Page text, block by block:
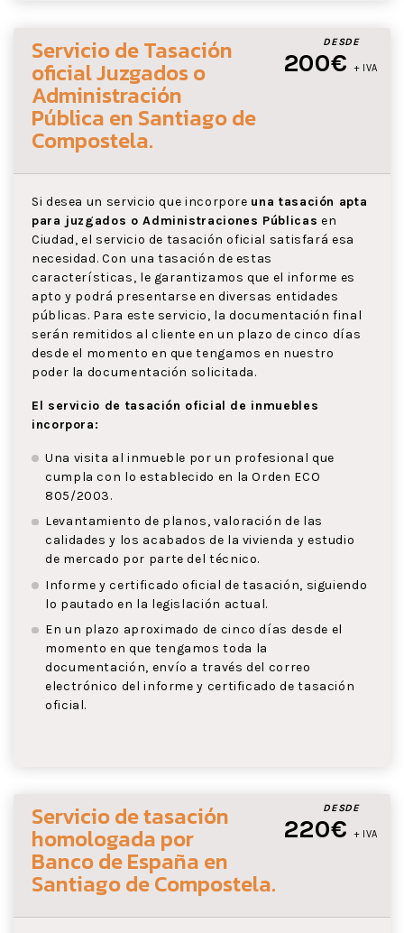
DESDE
200€ + IVA
Servicio de Tasación
oficial Juzgados o
Administración
Pública en Santiago de
Compostela.
Si desea un servicio que incorpore una tasación apta
para juzgados o Administraciones Públicas en
Ciudad, el servicio de tasación oficial satisfará esa
necesidad. Con una tasación de estas
características, le garantizamos que el informe es
apto y podrá presentarse en diversas entidades
públicas. Para este servicio, la documentación final
serán remitidos al cliente en un plazo de cinco días
desde el momento en que tengamos en nuestro
poder la documentación solicitada.
El servicio de tasación oficial de inmuebles
incorpora:
Una visita al inmueble por un profesional que
cumpla con lo establecido en la Orden ECO
805/2003.
Levantamiento de planos, valoración de las
calidades y los acabados de la vivienda y estudio
de mercado por parte del técnico.
Informe y certificado oficial de tasación, siguiendo
lo pautado en la legislación actual.
En un plazo aproximado de cinco días desde el
momento en que tengamos toda la
documentación, envío a través del correo
electrónico del informe y certificado de tasación
oficial.
DESDE
220€ + IVA
Servicio de tasación
homologada por
Banco de España en
Santiago de Compostela.